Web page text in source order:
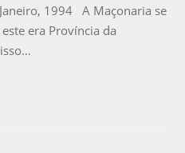
1994 A Maçonaria se
era Província da